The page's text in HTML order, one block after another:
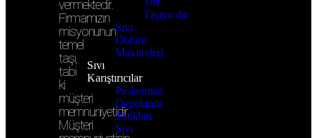
vermektedir.
Firmamızın
misyonunun
temel
taşı,
tabi
ki
müşteri
memnuniyetidir.
Müşteri
Taşıyıcılar
Sıvı
Dolum
Makineleri
Sıvı
Karıştırıcılar
Paslanmaz
Depolama
Tankları
Sıvı